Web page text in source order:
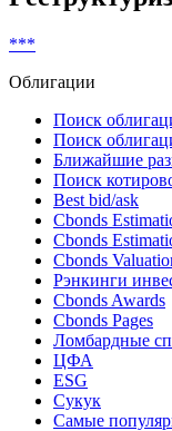
***
Облигации
Поиск
Поиск
Ближайшие
Поиск
Best bid/ask
Cbonds
Cbonds
Cbonds
Рэнкинги
Cbonds Awards
Cbonds Pages
Ломбардные
ЦФА
ESG
Сукук
Самые